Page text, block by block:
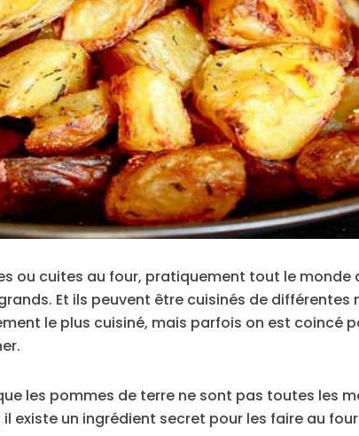
ou cuites au four, pratiquement tout le monde
Et ils peuvent être cuisinés de différentes
le plus cuisiné, mais parfois on est coincé
les pommes de terre ne sont pas toutes les
existe un ingrédient secret pour les faire au